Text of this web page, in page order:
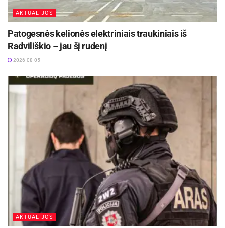
AKTUALIJOS
Patogesnės kelionės elektriniais traukiniais iš
Radviliškio – jau šį rudenį
2026-08-05
AKTUALIJOS